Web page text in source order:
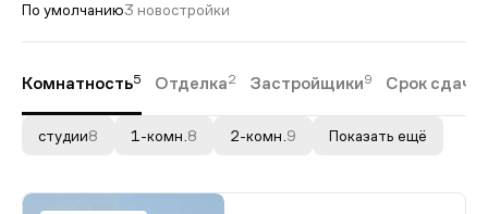
По умолчанию3 новостройки
Комнатность5 Отделка2 Застройщики9 Срок сдачи
студии8 1-комн. 8 2-комн. 9 Показать ещё